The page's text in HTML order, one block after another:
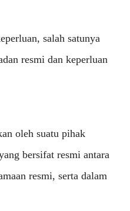
salah satunya
resmi dan keperluan
oleh suatu pihak
bersifat resmi antara
resmi, serta dalam